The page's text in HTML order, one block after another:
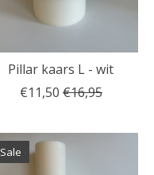
Pillar kaars L - wit
€11,50 €16,95
Sale